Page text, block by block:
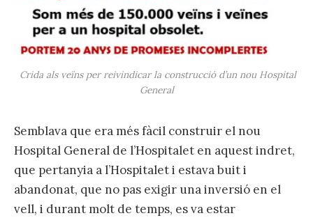
Crida als veïns per reivindicar la construcció d’un nou Hospital
General
Semblava que era més fàcil construir el nou
Hospital General de l’Hospitalet en aquest indret,
que pertanyia a l’Hospitalet i estava buit i
abandonat, que no pas exigir una inversió en el
vell, i durant molt de temps, es va estar